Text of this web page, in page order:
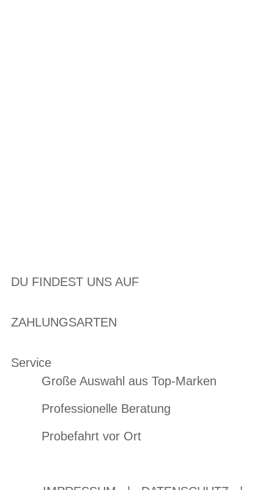
DU FINDEST UNS AUF
ZAHLUNGSARTEN
Service
Große Auswahl aus Top-Marken
Professionelle Beratung
Probefahrt vor Ort